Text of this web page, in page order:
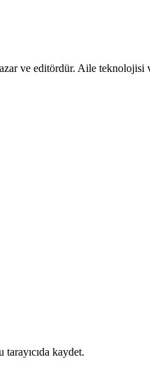
ve editördür. Aile
kaydet.